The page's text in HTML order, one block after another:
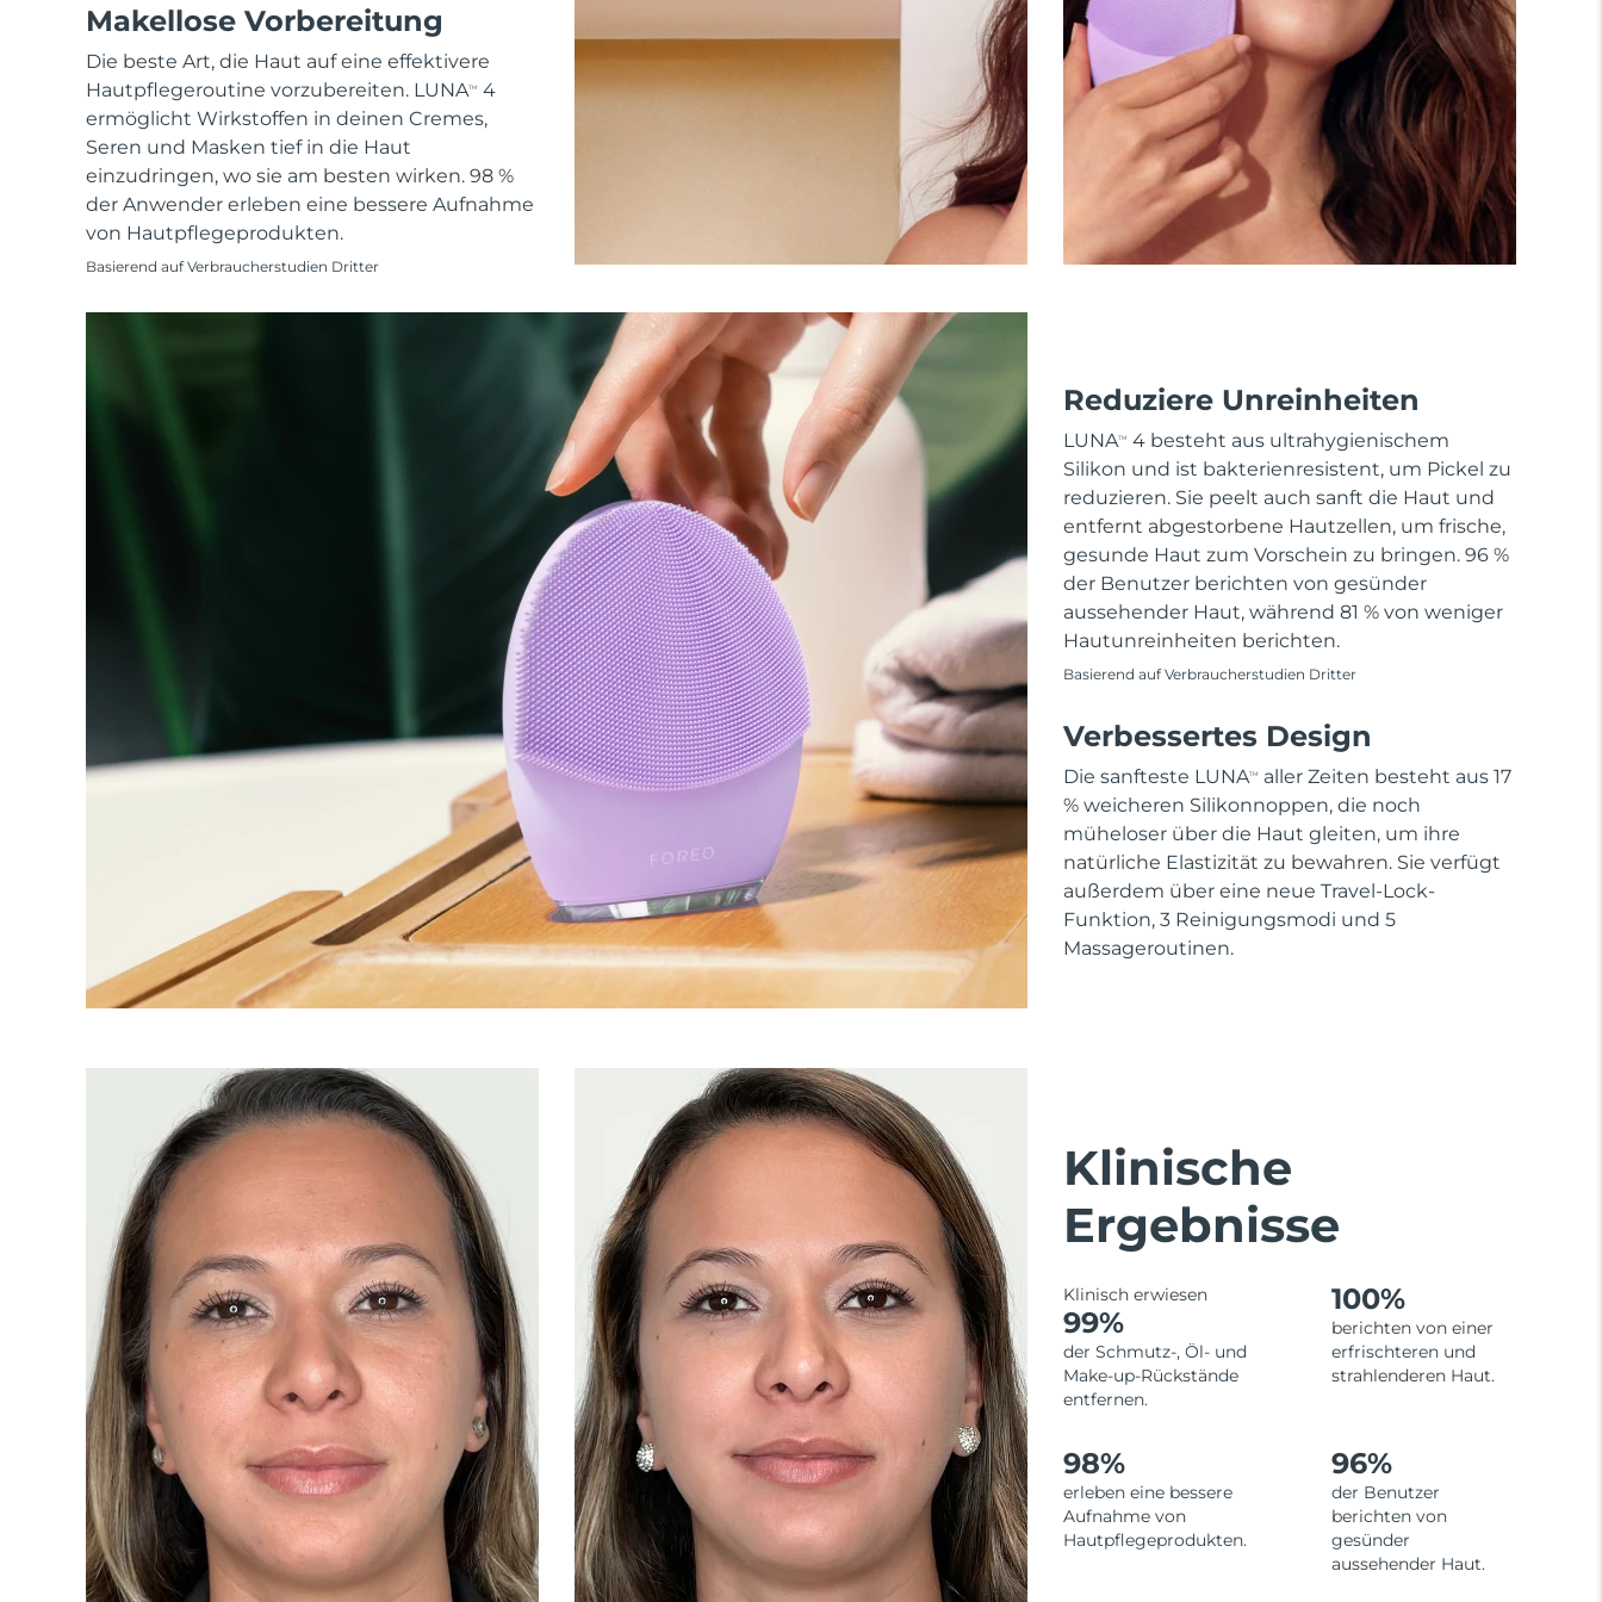
Makellose Vorbereitung
Die beste Art, die Haut auf eine effektivere
Hautpflegeroutine vorzubereiten. LUNATM
4
ermöglicht Wirkstoffen in deinen Cremes,
Seren und Masken tief in die Haut
einzudringen, wo sie am besten wirken. 98 %
der Anwender erleben eine bessere Aufnahme
von Hautpflegeprodukten.
Basierend auf Verbraucherstudien Dritter
Reduziere Unreinheiten
LUNATM
4 besteht aus ultrahygienischem
Silikon und ist bakterienresistent, um Pickel zu
reduzieren. Sie peelt auch sanft die Haut und
entfernt abgestorbene Hautzellen, um frische,
gesunde Haut zum Vorschein zu bringen. 96 %
der Benutzer berichten von gesünder
aussehender Haut, während 81 % von weniger
Hautunreinheiten berichten.
Basierend auf Verbraucherstudien Dritter
Verbessertes Design
Die sanfteste LUNATM
aller Zeiten besteht aus 17
% weicheren Silikonnoppen, die noch
müheloser über die Haut gleiten, um ihre
natürliche Elastizität zu bewahren. Sie verfügt
außerdem über eine neue Travel-Lock-
Funktion, 3 Reinigungsmodi und 5
Massageroutinen.
Klinische
Ergebnisse
Klinisch erwiesen
99%
der Schmutz-, Öl- und
Make-up-Rückstände
entfernen.
100%
berichten von einer
erfrischteren und
strahlenderen Haut.
98%
erleben eine bessere
Aufnahme von
Hautpflegeprodukten.
96%
der Benutzer
berichten von
gesünder
aussehender Haut.
All acne treatment devices
All revitalizing eye massagers
KIWI™ skincare
Advanced pore care essentials
Serum
issa™ Teeth Whitening Gel
18% PAP
Kosmetik Männer
Kaufe alles